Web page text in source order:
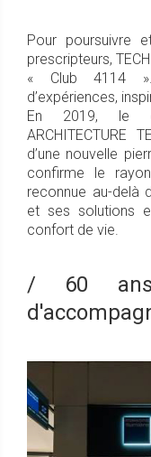
Pour poursuivre
prescripteurs,
« Club 4114
d’expériences,
En 2019, le
ARCHITECTURE
d’une nouvelle
confirme le
reconnue au-delà
et ses solutions
confort de vie.
/ 60